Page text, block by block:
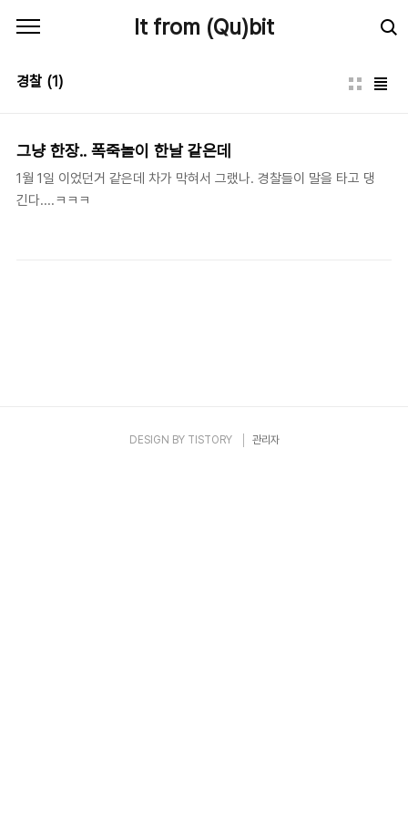
It from (Qu)bit
경찰 (1)
그냥 한장.. 폭죽놀이 한날 같은데
1월 1일 이었던거 같은데 차가 막혀서 그랬나. 경찰들이 말을 타고 댕
긴다....ㅋㅋㅋ
DESIGN BY TISTORY 관리자